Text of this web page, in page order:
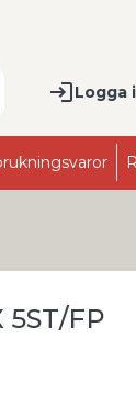
Logga
5ST/FP